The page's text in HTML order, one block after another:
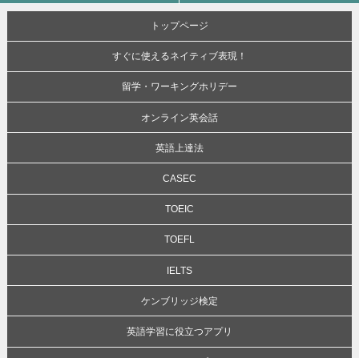
トップページ
すぐに使えるネイティブ表現！
留学・ワーキングホリデー
オンライン英会話
英語上達法
CASEC
TOEIC
TOEFL
IELTS
ケンブリッジ検定
英語学習に役立つアプリ